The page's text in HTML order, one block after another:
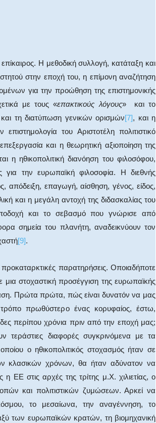
Η μεθοδική συλλογή, κατάταξη και
στην εποχή του, η επίμονη αναζήτηση
για την προώθηση της επιστημονικής
με τους «επακτικούς λόγους» και το
τη διατύπωση γενικών ορισμών[7], και η
του Αριστοτέλη πολιτιστικό
και η θεωρητική αξιοποίηση της
η ηθικοπολιτική διανόηση του φιλοσόφου,
την ευρωπαϊκή φιλοσοφία. Η διεθνής
απόδειξη, επαγωγή, αίσθηση, γένος, είδος,
και η μεγάλη αντοχή της διδασκαλίας του
και το σεβασμό που γνώρισε από
σημεία του πλανήτη, αναδεικνύουν τον
[9].
παρατηρήσεις. Οποιαδήποτε
στοχαστική προσέγγιση της ευρωπαϊκής
Πρώτα πρώτα, πώς είναι δυνατόν να μας
πρωθύστερο ένας κορυφαίος, έστω,
περίπου χρόνια πριν από την εποχή μας;
διαφορές συγκρινόμενα με τα
ο ηθικοπολιτικός στοχασμός ήταν σε
κλασικών χρόνων, θα ήταν αδύνατον να
ΕΕ στις αρχές της τρίτης μ.Χ. χιλιετίας, ο
και πολιτιστικών ζυμώσεων. Αρκεί να
το μεσαίωνα, την αναγέννηση, το
των ευρωπαϊκών κρατών, τη βιομηχανική